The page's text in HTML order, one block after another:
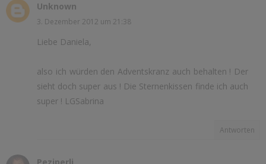
Unknown
3. Dezember 2012 um 21:38
Liebe Daniela,
also ich würden den Adventskranz auch behalten ! Der
sieht doch super aus ! Die Sternenkissen finde ich auch
super ! LGSabrina
Antworten